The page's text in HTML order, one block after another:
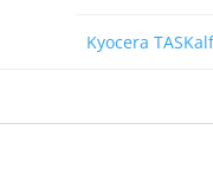
Kyocera